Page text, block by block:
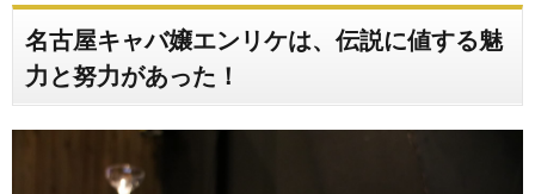
名古屋キャバ嬢エンリケは、伝説に値する魅
力と努力があった！